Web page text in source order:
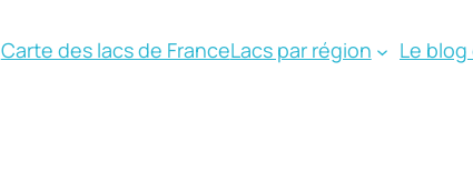
Carte des lacs de FranceLacs par région Le blog